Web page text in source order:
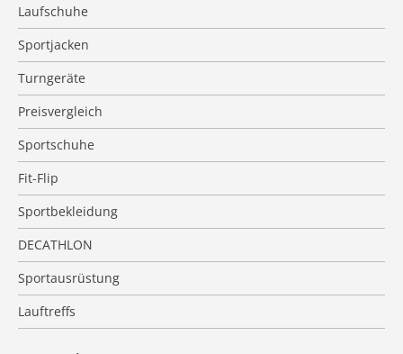
Laufschuhe
Sportjacken
Turngeräte
Preisvergleich
Sportschuhe
Fit-Flip
Sportbekleidung
DECATHLON
Sportausrüstung
Lauftreffs